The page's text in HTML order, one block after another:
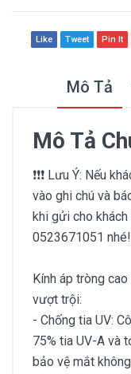
Like Tweet Pin It
Mô Tả
Mô Tả
❗️❗️❗️ Lưu Ý:
vào ghi chú và
khi gửi cho
0523671051 nhé!
Kính áp tròng
vượt trội:
- Chống tia UV:
75% tia UV-A và
bảo vệ mắt